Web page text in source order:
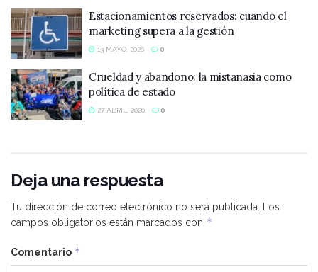
Estacionamientos reservados: cuando el
marketing supera a la gestión
13 MAYO, 2026 0
Crueldad y abandono: la mistanasia como
política de estado
27 ABRIL, 2026 0
Deja una respuesta
Tu dirección de correo electrónico no será publicada. Los
campos obligatorios están marcados con *
Comentario *